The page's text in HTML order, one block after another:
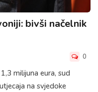
bivši načelnik
0
milijuna eura, sud
na svjedoke